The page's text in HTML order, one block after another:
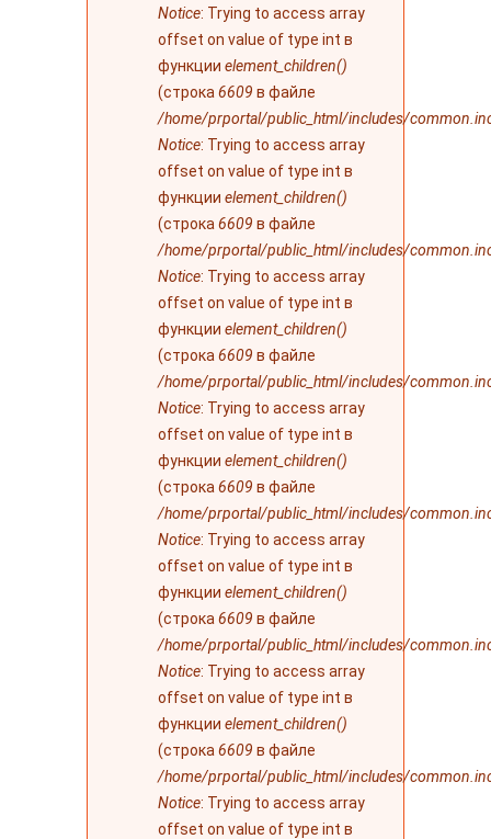
Notice: Trying to access array
offset on value of type int в
функции element_children()
(строка 6609 в файле
/home/prportal/public_html/includes/
Notice: Trying to access array
offset on value of type int в
функции element_children()
(строка 6609 в файле
/home/prportal/public_html/includes/
Notice: Trying to access array
offset on value of type int в
функции element_children()
(строка 6609 в файле
/home/prportal/public_html/includes/
Notice: Trying to access array
offset on value of type int в
функции element_children()
(строка 6609 в файле
/home/prportal/public_html/includes/
Notice: Trying to access array
offset on value of type int в
функции element_children()
(строка 6609 в файле
/home/prportal/public_html/includes/
Notice: Trying to access array
offset on value of type int в
функции element_children()
(строка 6609 в файле
/home/prportal/public_html/includes/
Notice: Trying to access array
offset on value of type int в